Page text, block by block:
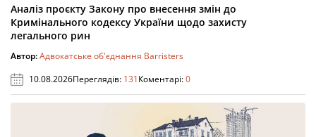
Аналіз проєкту Закону про внесення змін до
Кримінального кодексу України щодо захисту
легального рин
Автор:Адвокатське об'єднання Barristers
10.08.2026Переглядів: 131Коментарі:0